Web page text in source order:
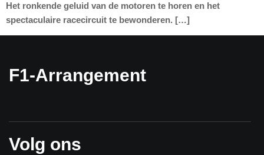
Het ronkende geluid van de motoren te horen en het
spectaculaire racecircuit te bewonderen. […]
F1-Arrangement
Volg ons